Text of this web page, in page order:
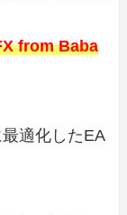
from Baba
適化したEA